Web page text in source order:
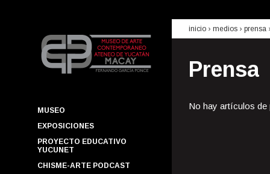
MUSEO
EXPOSICIONES
PROYECTO EDUCATIVO
YUCUNET
CHISME-ARTE PODCAST
inicio › medios › prensa
Prensa
No hay artículos de